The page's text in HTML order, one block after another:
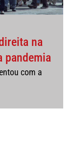
na
pandemia
com a